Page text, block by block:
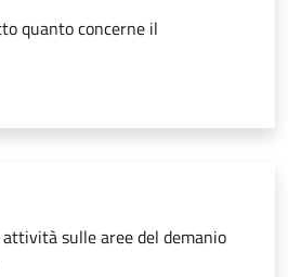
quanto concerne il
sulle aree del demanio